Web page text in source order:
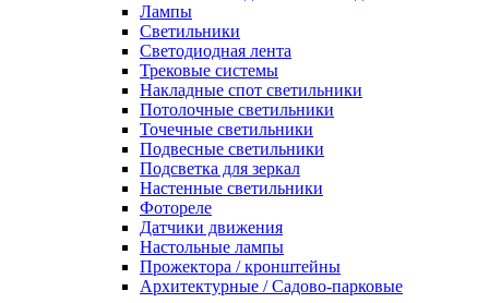
Лампы
Светильники
Светодиодная лента
Трековые системы
Накладные спот светильники
Потолочные светильники
Точечные светильники
Подвесные светильники
Подсветка для зеркал
Настенные светильники
Фотореле
Датчики движения
Настольные лампы
Прожектора / кронштейны
Архитектурные / Садово-парковые